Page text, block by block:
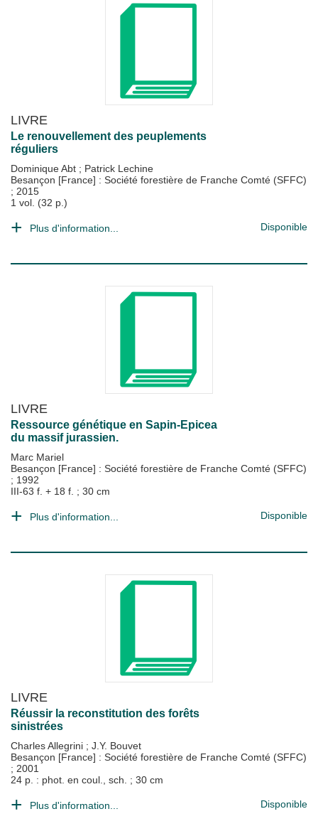
LIVRE
Le renouvellement des peuplements
réguliers
Dominique Abt ; Patrick Lechine
Besançon [France] : Société forestière de Franche Comté (SFFC)
; 2015
1 vol. (32 p.)
Plus d'information... Disponible
LIVRE
Ressource génétique en Sapin-Epicea
du massif jurassien.
Marc Mariel
Besançon [France] : Société forestière de Franche Comté (SFFC)
; 1992
III-63 f. + 18 f. ; 30 cm
Plus d'information... Disponible
LIVRE
Réussir la reconstitution des forêts
sinistrées
Charles Allegrini ; J.Y. Bouvet
Besançon [France] : Société forestière de Franche Comté (SFFC)
; 2001
24 p. : phot. en coul., sch. ; 30 cm
Plus d'information... Disponible